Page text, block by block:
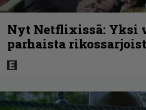
Nyt Netflixissä: Yksi
parhaista